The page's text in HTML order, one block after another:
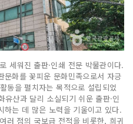
세워진 출판·인쇄 전문 박물관이다.
화를 꽃피운 문화민족으로서 자긍
동을 펼치자는 목적으로 설립되었
산과 달리 소실되기 쉬운 출판·인
하는 데 많은 노력을 기울이고 있다.
러 점의 국보급 전적을 비롯한, 희귀